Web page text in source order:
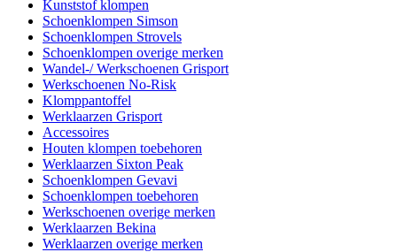
Kunststof klompen
Schoenklompen Simson
Schoenklompen Strovels
Schoenklompen overige merken
Wandel-/ Werkschoenen Grisport
Werkschoenen No-Risk
Klomppantoffel
Werklaarzen Grisport
Accessoires
Houten klompen toebehoren
Werklaarzen Sixton Peak
Schoenklompen Gevavi
Schoenklompen toebehoren
Werkschoenen overige merken
Werklaarzen Bekina
Werklaarzen overige merken